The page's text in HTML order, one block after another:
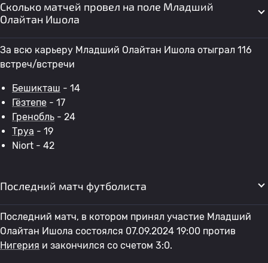
Сколько матчей провел на поле Младший
Олайтан Ишола
За всю карьеру Младший Олайтан Ишола отыграл 116
встреч/встречи
Бешикташ - 14
Гёзтепе - 17
Гренобль - 24
Труа - 19
Niort - 42
Последний матч футболиста
Последний матч, в котором принял участие Младший
Олайтан Ишола состоялся 07.09.2024 19:00 против
Нигерия и закончился со счетом 3:0.